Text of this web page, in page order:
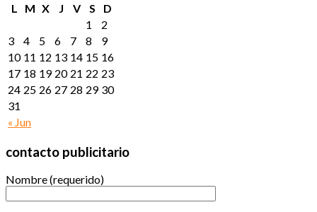
L
M X J V S D
« Jun
1
2
3
4 5 6 7 8
9
10 11 12 13 14 15 16
17 18 19 20 21 22 23
24 25 26 27 28 29 30
31
contacto publicitario
Nombre (requerido)